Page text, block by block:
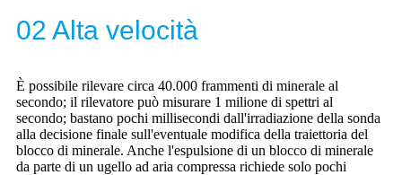
02 Alta velocità
È possibile rilevare circa 40.000 frammenti di minerale al
secondo; il rilevatore può misurare 1 milione di spettri al
secondo; bastano pochi millisecondi dall'irradiazione della sonda
alla decisione finale sull'eventuale modifica della traiettoria del
blocco di minerale. Anche l'espulsione di un blocco di minerale
da parte di un ugello ad aria compressa richiede solo pochi